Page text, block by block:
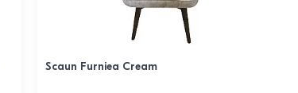
Scaun Furniea Cream